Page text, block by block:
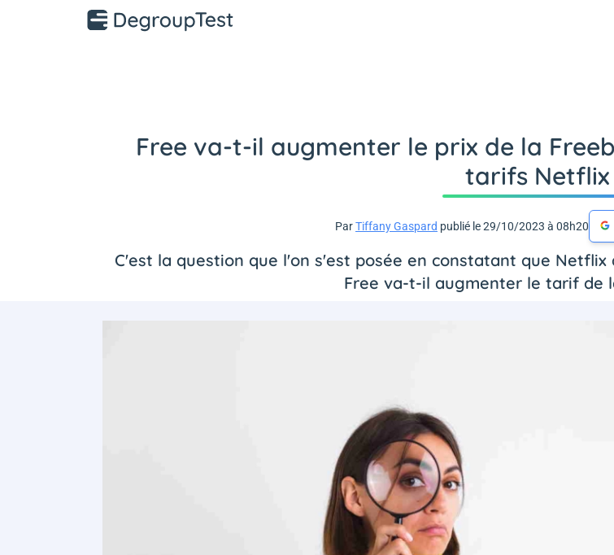
Free va-t-il augmenter le prix de la
tarifs Netflix
ParTiffany Gaspard publié le 29/10/2023 à 08h20
C'est la question que l'on s'est posée en constatant que
Free va-t-il augmenter le tarif de